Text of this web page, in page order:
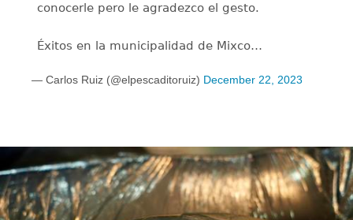
conocerle pero le agradezco el gesto.
Éxitos en la municipalidad de Mixco…
— Carlos Ruiz (@elpescaditoruiz) December 22, 2023